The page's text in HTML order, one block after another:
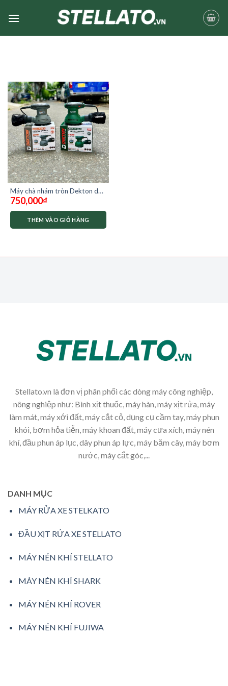
Máy chà nhám tròn Dekton dk-
os125
750,000₫
THÊM VÀO GIỎ HÀNG
Stellato.vn là đơn vị phân phối các dòng máy công nghiệp,
nông nghiệp như: Bình xịt thuốc, máy hàn, máy xịt rửa, máy
làm mát, máy xới đất, máy cắt cỏ, dụng cụ cầm tay, máy phun
khói, bơm hỏa tiễn, máy khoan đất, máy cưa xích, máy nén
khí, đầu phun áp lục, dây phun áp lực, máy băm cây, máy bơm
nước, máy cắt góc,...
DANH MỤC
MÁY RỬA XE STELKATO
ĐẦU XỊT RỬA XE STELLATO
MÁY NÉN KHÍ STELLATO
MÁY NÉN KHÍ SHARK
MÁY NÉN KHÍ ROVER
MÁY NÉN KHÍ FUJIWA